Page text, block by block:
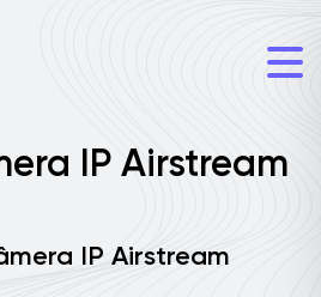
IP Airstream
IP Airstream